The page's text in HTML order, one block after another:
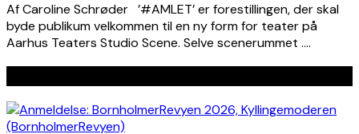
Af Caroline Schrøder ’#AMLET’ er forestillingen, der skal
byde publikum velkommen til en ny form for teater på
Aarhus Teaters Studio Scene. Selve scenerummet ….